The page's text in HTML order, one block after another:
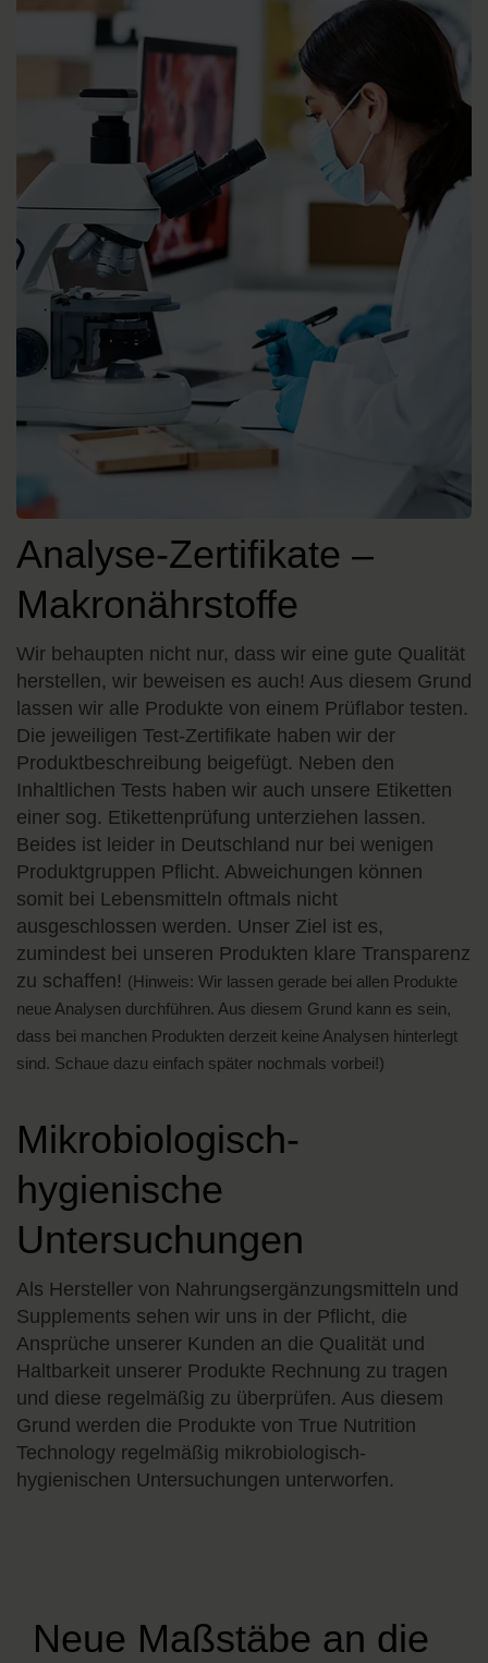
Analyse-Zertifikate –
Makronährstoffe
Wir behaupten nicht nur, dass wir eine gute Qualität
herstellen, wir beweisen es auch! Aus diesem Grund
lassen wir alle Produkte von einem Prüflabor testen.
Die jeweiligen Test-Zertifikate haben wir der
Produktbeschreibung beigefügt. Neben den
Inhaltlichen Tests haben wir auch unsere Etiketten
einer sog. Etikettenprüfung unterziehen lassen.
Beides ist leider in Deutschland nur bei wenigen
Produktgruppen Pflicht. Abweichungen können
somit bei Lebensmitteln oftmals nicht
ausgeschlossen werden. Unser Ziel ist es,
zumindest bei unseren Produkten klare Transparenz
zu schaffen! (Hinweis: Wir lassen gerade bei allen Produkte
neue Analysen durchführen. Aus diesem Grund kann es sein,
dass bei manchen Produkten derzeit keine Analysen hinterlegt
sind. Schaue dazu einfach später nochmals vorbei!)
Mikrobiologisch-
hygienische
Untersuchungen
Als Hersteller von Nahrungsergänzungsmitteln und
Supplements sehen wir uns in der Pflicht, die
Ansprüche unserer Kunden an die Qualität und
Haltbarkeit unserer Produkte Rechnung zu tragen
und diese regelmäßig zu überprüfen. Aus diesem
Grund werden die Produkte von True Nutrition
Technology regelmäßig mikrobiologisch-
hygienischen Untersuchungen unterworfen.
Neue Maßstäbe an die